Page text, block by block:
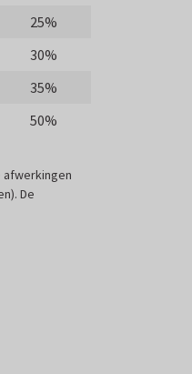
25%
30%
35%
50%
afwerkingen
De